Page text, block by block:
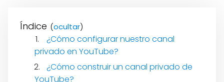
Índice ( )
¿Cómo configurar nuestro canal
privado en YouTube?
¿Cómo construir un canal privado de
YouTube?